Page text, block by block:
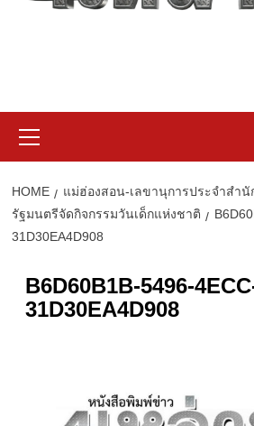
Menu
HOME
แม่ฮ่องสอน-เลขานุการประจำสำนั
รัฐมนตรีจัดกิจกรรมวันเด็กแห่งชาติ
31D30EA4D908
B6D60B1B-5496-
31D30EA4D908